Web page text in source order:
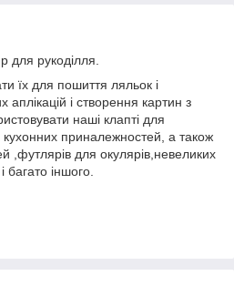
для рукоділля.
їх для пошиття ляльок і
аплікацій і створення картин з
наші клапті для
кухонних приналежностей, а також
,футлярів для окулярів,невеликих
багато іншого.